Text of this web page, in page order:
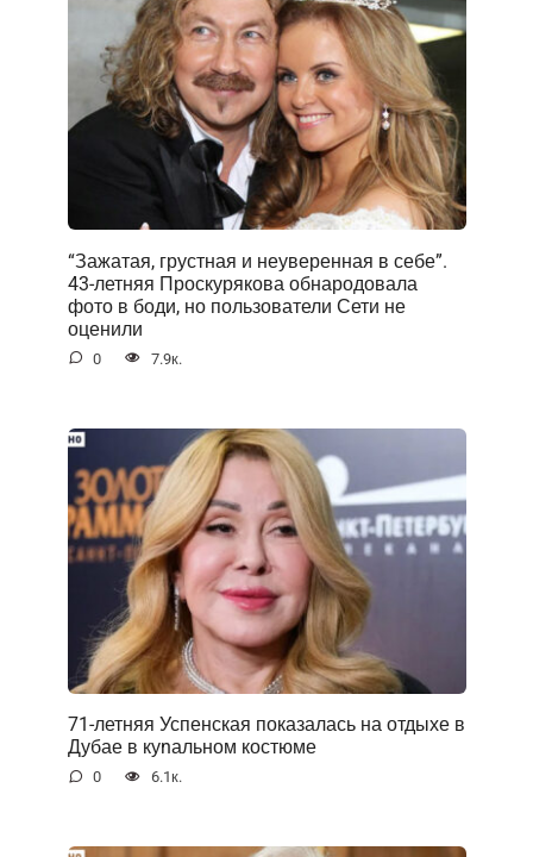
“Зажатая, грустная и неуверенная в себе”.
43-летняя Проскурякова обнародовала
фото в боди, но пользователи Сети не
оценили
0 7.9к.
71-летняя Успенская показалась на отдыхе в
Дубае в куnальном костюме
0 6.1к.